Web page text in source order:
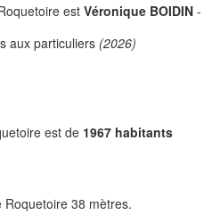
est Véronique BOIDIN -
aux particuliers (2026)
est de 1967 habitants
38 mètres.